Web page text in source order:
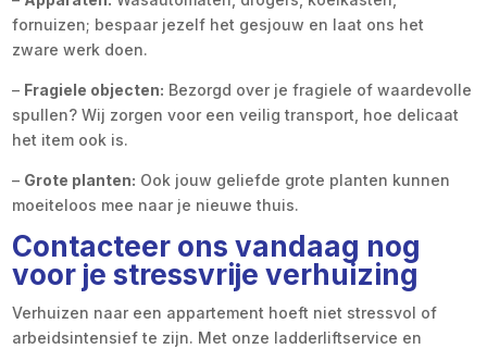
fornuizen; bespaar jezelf het gesjouw en laat ons het
zware werk doen.
– Fragiele objecten: Bezorgd over je fragiele of waardevolle
spullen? Wij zorgen voor een veilig transport, hoe delicaat
het item ook is.
– Grote planten: Ook jouw geliefde grote planten kunnen
moeiteloos mee naar je nieuwe thuis.
Contacteer ons vandaag nog
voor je stressvrije verhuizing
Verhuizen naar een appartement hoeft niet stressvol of
arbeidsintensief te zijn. Met onze ladderliftservice en